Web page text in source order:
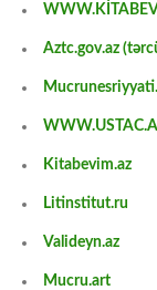
Aztc.gov.az
Kitabevim.az
Litinstitut.ru
Valideyn.az
Mucru.art